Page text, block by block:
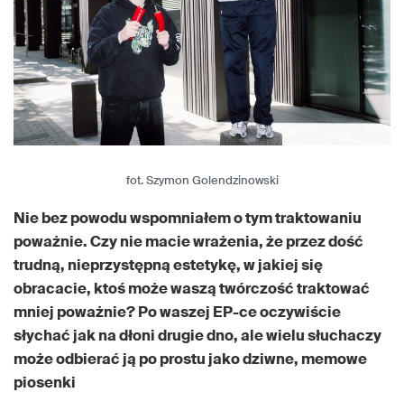
fot. Szymon Golendzinowski
Nie bez powodu wspomniałem o tym traktowaniu
poważnie. Czy nie macie wrażenia, że przez dość
trudną, nieprzystępną estetykę, w jakiej się
obracacie, ktoś może waszą twórczość traktować
mniej poważnie? Po waszej EP-ce oczywiście
słychać jak na dłoni drugie dno, ale wielu słuchaczy
może odbierać ją po prostu jako dziwne, memowe
piosenki